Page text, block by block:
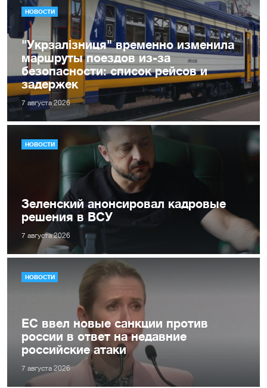
НОВОСТИ
"Укрзалізниця" временно изменила
маршруты поездов из-за
безопасности: список рейсов и
задержек
7 августа 2026
НОВОСТИ
Зеленский анонсировал кадровые
решения в ВСУ
7 августа 2026
НОВОСТИ
ЕС ввел новые санкции против
россии в ответ на недавние
российские атаки
7 августа 2026